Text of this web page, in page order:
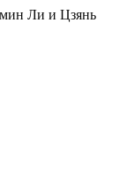
Ли и Цзянь